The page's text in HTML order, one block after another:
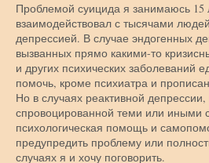
Проблемой суицида я занимаюсь 15
взаимодействовал с тысячами
депрессией. В случае эндогенных
вызванных прямо какими-то
и других психических заболеваний
помочь, кроме психиатра и
Но в случаях реактивной депрессии,
спровоцированной теми или иными
психологическая помощь и
предупредить проблему или
случаях я и хочу поговорить.